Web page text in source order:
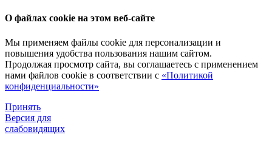
О файлах cookie на этом веб-сайте
Мы применяем файлы cookie для персонализации и
повышения удобства пользования нашим сайтом.
Продолжая просмотр сайта, вы соглашаетесь с применением
нами файлов cookie в соответствии с «Политикой
конфиденциальности»
Принять
Версия для
слабовидящих